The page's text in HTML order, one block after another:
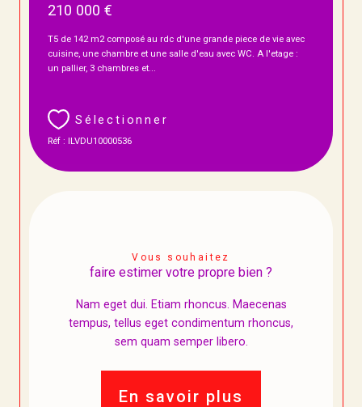
210 000 €
T5 de 142 m2 composé au rdc d'une grande piece de vie avec
cuisine, une chambre et une salle d'eau avec WC. A l'etage :
un pallier, 3 chambres et...
Sélectionner
Réf : ILVDU10000536
Vous souhaitez
faire estimer votre propre bien ?
Nam eget dui. Etiam rhoncus. Maecenas
tempus, tellus eget condimentum rhoncus,
sem quam semper libero.
En savoir plus